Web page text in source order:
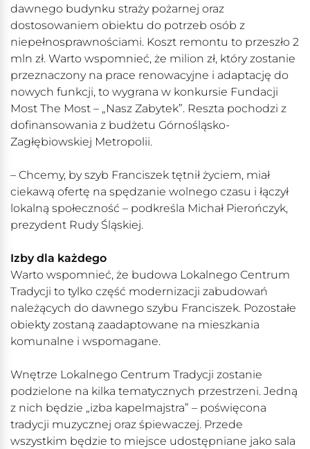
dawnego budynku straży pożarnej oraz
dostosowaniem obiektu do potrzeb osób z
niepełnosprawnościami. Koszt remontu to przeszło 2
mln zł. Warto wspomnieć, że milion zł, który zostanie
przeznaczony na prace renowacyjne i adaptację do
nowych funkcji, to wygrana w konkursie Fundacji
Most The Most – „Nasz Zabytek”. Reszta pochodzi z
dofinansowania z budżetu Górnośląsko-
Zagłębiowskiej Metropolii.
– Chcemy, by szyb Franciszek tętnił życiem, miał
ciekawą ofertę na spędzanie wolnego czasu i łączył
lokalną społeczność – podkreśla Michał Pierończyk,
prezydent Rudy Śląskiej.
Izby dla każdego
Warto wspomnieć, że budowa Lokalnego Centrum
Tradycji to tylko część modernizacji zabudowań
należących do dawnego szybu Franciszek. Pozostałe
obiekty zostaną zaadaptowane na mieszkania
komunalne i wspomagane.
Wnętrze Lokalnego Centrum Tradycji zostanie
podzielone na kilka tematycznych przestrzeni. Jedną
z nich będzie „izba kapelmajstra” – poświęcona
tradycji muzycznej oraz śpiewaczej. Przede
wszystkim będzie to miejsce udostępniane jako sala